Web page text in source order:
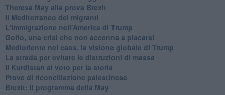
Theresa May alla prova Brexit
Il Mediterraneo dei migranti
L'immigrazione nell'America di Trump
Golfo, una crisi che non accenna a placarsi
Medioriente nel caos, la visione globale di Trump
La strada per evitare le distruzioni di massa
Il Kurdistan al voto per la storia
Prove di riconciliazione palestinese
Brexit: il programma della May